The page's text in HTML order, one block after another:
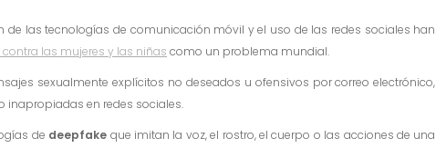
de las tecnologías de comunicación móvil y el uso de las redes sociales han
las mujeres y las niñas como un problema mundial.
sexualmente explícitos no deseados u ofensivos por correo electrónico,
inapropiadas en redes sociales.
de deepfake que imitan la voz, el rostro, el cuerpo o las acciones de una